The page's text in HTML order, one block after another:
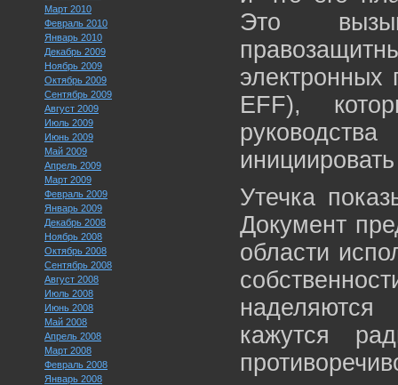
Март 2010
Февраль 2010
Январь 2010
Декабрь 2009
Ноябрь 2009
Октябрь 2009
Сентябрь 2009
Август 2009
Июль 2009
Июнь 2009
Май 2009
Апрель 2009
Март 2009
Февраль 2009
Январь 2009
Декабрь 2008
Ноябрь 2008
Октябрь 2008
Сентябрь 2008
Август 2008
Июль 2008
Июнь 2008
Май 2008
Апрель 2008
Март 2008
Февраль 2008
Январь 2008
Это
электронных
EFF),
Утечка
Документ
области
кажутся